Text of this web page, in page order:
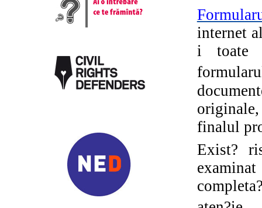
internet
i toate
finalul
Exist?